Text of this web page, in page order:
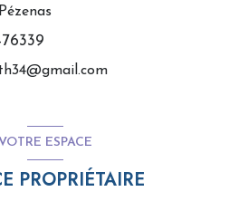
Pézenas
VOTRE ESPACE
PROPRIÉTAIRE